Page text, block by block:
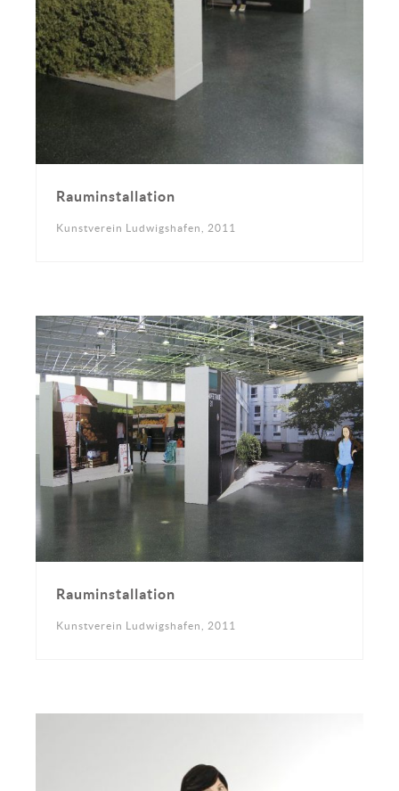
Rauminstallation
Kunstverein Ludwigshafen, 2011
Rauminstallation
Kunstverein Ludwigshafen, 2011